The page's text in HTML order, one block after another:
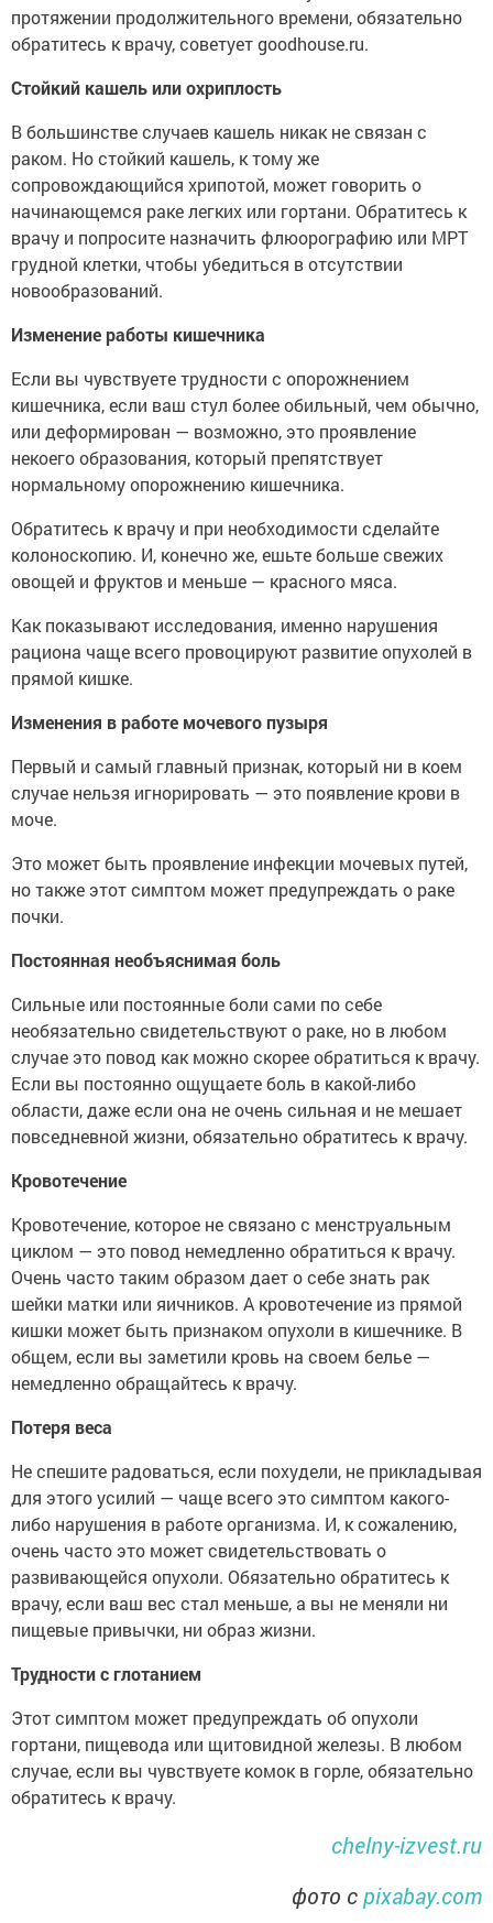
протяжении продолжительного времени, обязательно
обратитесь к врачу, советует goodhouse.ru.
Стойкий кашель или охриплость
В большинстве случаев кашель никак не связан с
раком. Но стойкий кашель, к тому же
сопровождающийся хрипотой, может говорить о
начинающемся раке легких или гортани. Обратитесь к
врачу и попросите назначить флюорографию или МРТ
грудной клетки, чтобы убедиться в отсутствии
новообразований.
Изменение работы кишечника
Если вы чувствуете трудности с опорожнением
кишечника, если ваш стул более обильный, чем обычно,
или деформирован — возможно, это проявление
некоего образования, который препятствует
нормальному опорожнению кишечника.
Обратитесь к врачу и при необходимости сделайте
колоноскопию. И, конечно же, ешьте больше свежих
овощей и фруктов и меньше — красного мяса.
Как показывают исследования, именно нарушения
рациона чаще всего провоцируют развитие опухолей в
прямой кишке.
Изменения в работе мочевого пузыря
Первый и самый главный признак, который ни в коем
случае нельзя игнорировать — это появление крови в
моче.
Это может быть проявление инфекции мочевых путей,
но также этот симптом может предупреждать о раке
почки.
Постоянная необъяснимая боль
Сильные или постоянные боли сами по себе
необязательно свидетельствуют о раке, но в любом
случае это повод как можно скорее обратиться к врачу.
Если вы постоянно ощущаете боль в какой-либо
области, даже если она не очень сильная и не мешает
повседневной жизни, обязательно обратитесь к врачу.
Кровотечение
Кровотечение, которое не связано с менструальным
циклом — это повод немедленно обратиться к врачу.
Очень часто таким образом дает о себе знать рак
шейки матки или яичников. А кровотечение из прямой
кишки может быть признаком опухоли в кишечнике. В
общем, если вы заметили кровь на своем белье —
немедленно обращайтесь к врачу.
Потеря веса
Не спешите радоваться, если похудели, не прикладывая
для этого усилий — чаще всего это симптом какого-
либо нарушения в работе организма. И, к сожалению,
очень часто это может свидетельствовать о
развивающейся опухоли. Обязательно обратитесь к
врачу, если ваш вес стал меньше, а вы не меняли ни
пищевые привычки, ни образ жизни.
Трудности с глотанием
Этот симптом может предупреждать об опухоли
гортани, пищевода или щитовидной железы. В любом
случае, если вы чувствуете комок в горле, обязательно
обратитесь к врачу.
chelny-izvest.ru
фото сpixabay.com